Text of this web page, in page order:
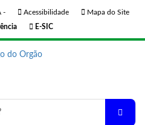
- Acessibilidade
Mapa do Site
E-SIC